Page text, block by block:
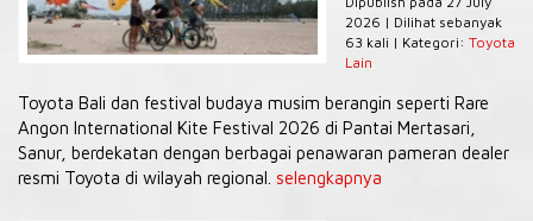
2026 | Dilihat sebanyak
63 kali | Kategori: Toyota
Lain
Toyota Bali dan festival budaya musim berangin seperti Rare
Angon International Kite Festival 2026 di Pantai Mertasari,
Sanur, berdekatan dengan berbagai penawaran pameran dealer
resmi Toyota di wilayah regional. selengkapnya